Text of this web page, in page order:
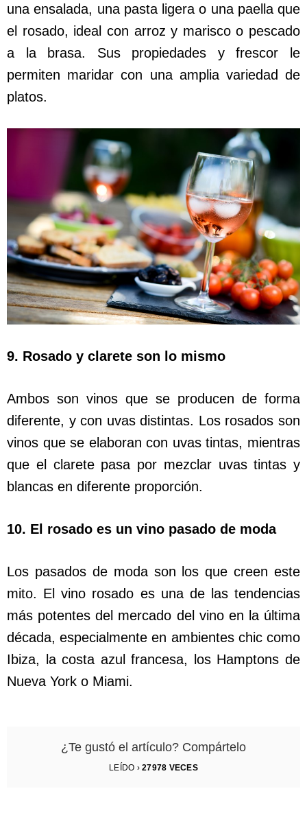
una ensalada, una pasta ligera o una paella que
el rosado, ideal con arroz y marisco o pescado
a la brasa. Sus propiedades y frescor le
permiten maridar con una amplia variedad de
platos.
9. Rosado y clarete son lo mismo
Ambos son vinos que se producen de forma
diferente, y con uvas distintas. Los rosados son
vinos que se elaboran con uvas tintas, mientras
que el clarete pasa por mezclar uvas tintas y
blancas en diferente proporción.
10. El rosado es un vino pasado de moda
Los pasados de moda son los que creen este
mito. El vino rosado es una de las tendencias
más potentes del mercado del vino en la última
década, especialmente en ambientes chic como
Ibiza, la costa azul francesa, los Hamptons de
Nueva York o Miami.
¿Te gustó el artículo? Compártelo
LEÍDO ›27978 VECES